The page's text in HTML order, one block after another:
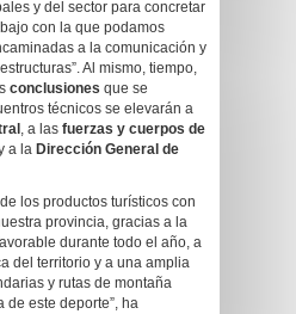
y del sector para concretar
con la que podamos
a la comunicación y
Al mismo, tiempo,
conclusiones que se
técnicos se elevarán a
, a las fuerzas y cuerpos de
a la Dirección General de
los productos turísticos con
provincia, gracias a la
durante todo el año, a
del territorio y a una amplia
y rutas de montaña
de este deporte”, ha